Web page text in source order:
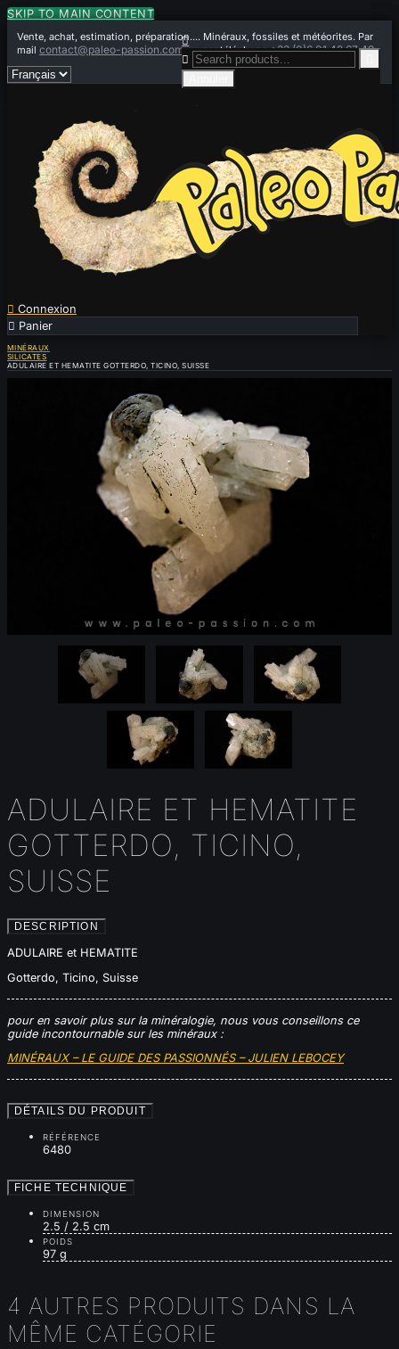
SKIP TO MAIN CONTENT
Vente, achat, estimation, préparation.... Minéraux, fossiles et météorites. Par
mailcontact@paleo-passion.comou par téléphone+33 (0)6 01 42 67 49
 Connexion
 Panier


MINÉRAUX
SILICATES
ADULAIRE ET HEMATITE GOTTERDO, TICINO, SUISSE
ADULAIRE ET HEMATITE
GOTTERDO, TICINO,
SUISSE
DESCRIPTION
ADULAIRE et HEMATITE
Gotterdo, Ticino, Suisse
pour en savoir plus sur la minéralogie, nous vous conseillons ce
guide incontournable sur les minéraux :
MINÉRAUX – LE GUIDE DES PASSIONNÉS – JULIEN LEBOCEY
DÉTAILS DU PRODUIT
RÉFÉRENCE
6480
FICHE TECHNIQUE
DIMENSION
2.5 / 2.5 cm
POIDS
97 g
4 AUTRES PRODUITS DANS LA
MÊME CATÉGORIE